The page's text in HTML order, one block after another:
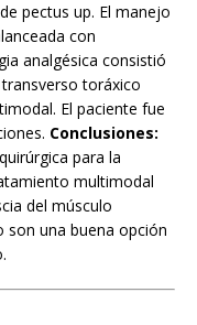
pectus up. El manejo
con
analgésica consistió
toráxico
El paciente fue
Conclusiones:
para la
multimodal
del músculo
son una buena opción